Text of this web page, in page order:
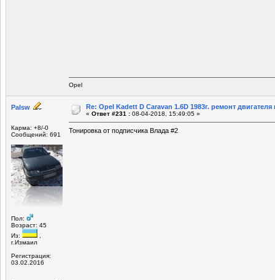
Opel
Palsw
Карма: +8/-0
Сообщений: 691
Пол:
Возраст: 45
Из:
г.Измаил
Регистрация:
03.02.2016
Re: Opel Kadett D Caravan 1.6D 1983г. ремонт двигателя
« Ответ #231 : 08-04-2018, 15:49:05 »
Тонировка от подписчика Влада #2